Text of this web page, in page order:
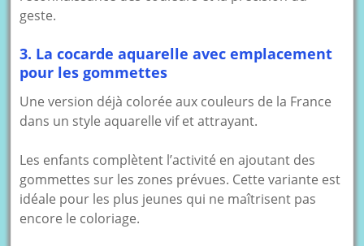
geste.
3. La cocarde aquarelle avec emplacement
pour les gommettes
Une version déjà colorée aux couleurs de la France
dans un style aquarelle vif et attrayant.
Les enfants complètent l’activité en ajoutant des
gommettes sur les zones prévues. Cette variante est
idéale pour les plus jeunes qui ne maîtrisent pas
encore le coloriage.